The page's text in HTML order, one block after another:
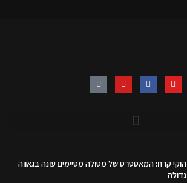
הוקי קרח: המאסטרס של מטולה מסיימים עונה בגאווה
גדולה